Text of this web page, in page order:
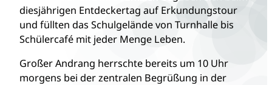
diesjährigen Entdeckertag auf Erkundungstour
und füllten das Schulgelände von Turnhalle bis
Schülercafé mit jeder Menge Leben.
Großer Andrang herrschte bereits um 10 Uhr
morgens bei der zentralen Begrüßung in der